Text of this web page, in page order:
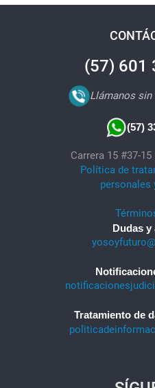
(57) 601
Llámanos sin
(57)
Carrera 15 #37-
Política de
personales
Dudas y
Tratamiento de